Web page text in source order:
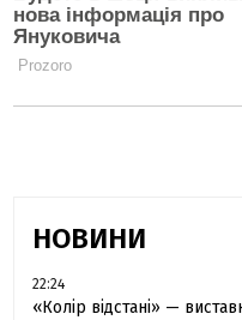
НОВИНИ
22:24
«Колір відстані» —